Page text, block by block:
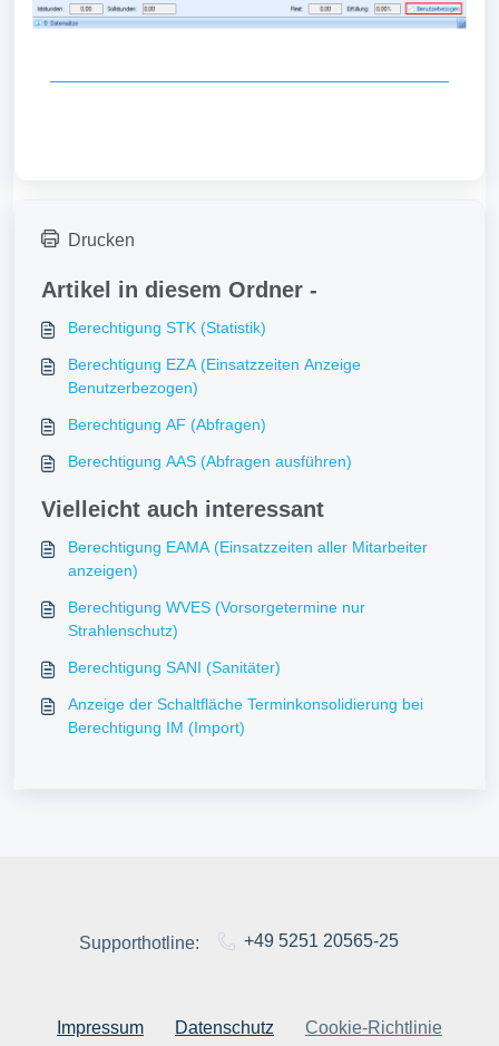
Drucken
Artikel in diesem Ordner -
Berechtigung STK (Statistik)
Berechtigung EZA (Einsatzzeiten Anzeige
Benutzerbezogen)
Berechtigung AF (Abfragen)
Berechtigung AAS (Abfragen ausführen)
Vielleicht auch interessant
Berechtigung EAMA (Einsatzzeiten aller Mitarbeiter
anzeigen)
Berechtigung WVES (Vorsorgetermine nur
Strahlenschutz)
Berechtigung SANI (Sanitäter)
Anzeige der Schaltfläche Terminkonsolidierung bei
Berechtigung IM (Import)
Supporthotline: +49 5251 20565-25
Impressum Datenschutz Cookie-Richtlinie